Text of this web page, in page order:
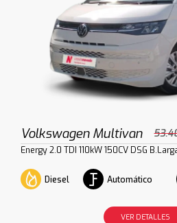
Volkswagen Multivan
Energy 2.0 TDI 110kW 150CV DSG
Diesel Automático
VER DETALLES